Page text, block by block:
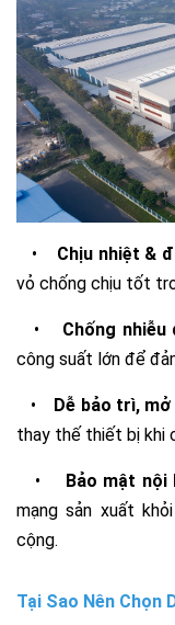
• Chịu nhiệt &
vỏ chống chịu tốt
• Chống
công suất lớn để
• Dễ bảo trì,
thay thế thiết bị khi
• Bảo mật nội
mạng sản xuất
cộng.
Tại Sao Nên Chọn